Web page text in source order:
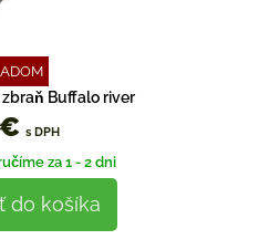
Buffalo river
s DPH
za 1 - 2 dni
do košíka